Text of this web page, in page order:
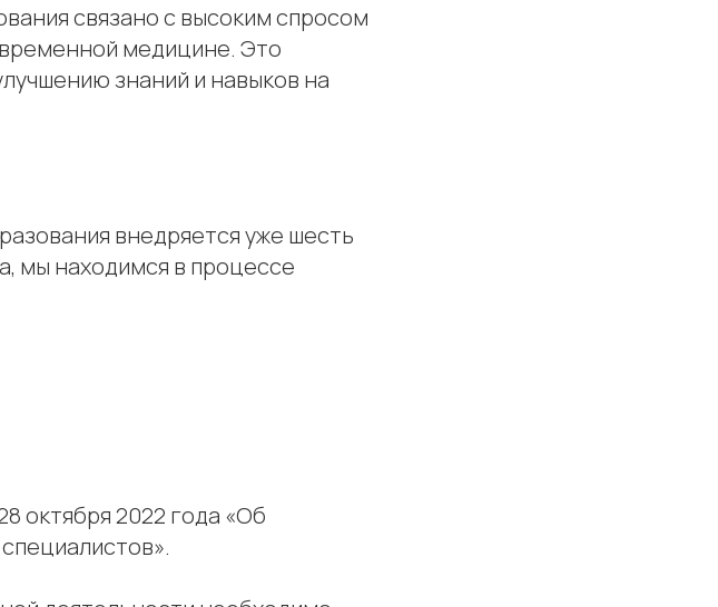
связано с высоким спросом
медицине. Это
знаний и навыков на
внедряется уже шесть
мы находимся в процессе
октября 2022 года «Об